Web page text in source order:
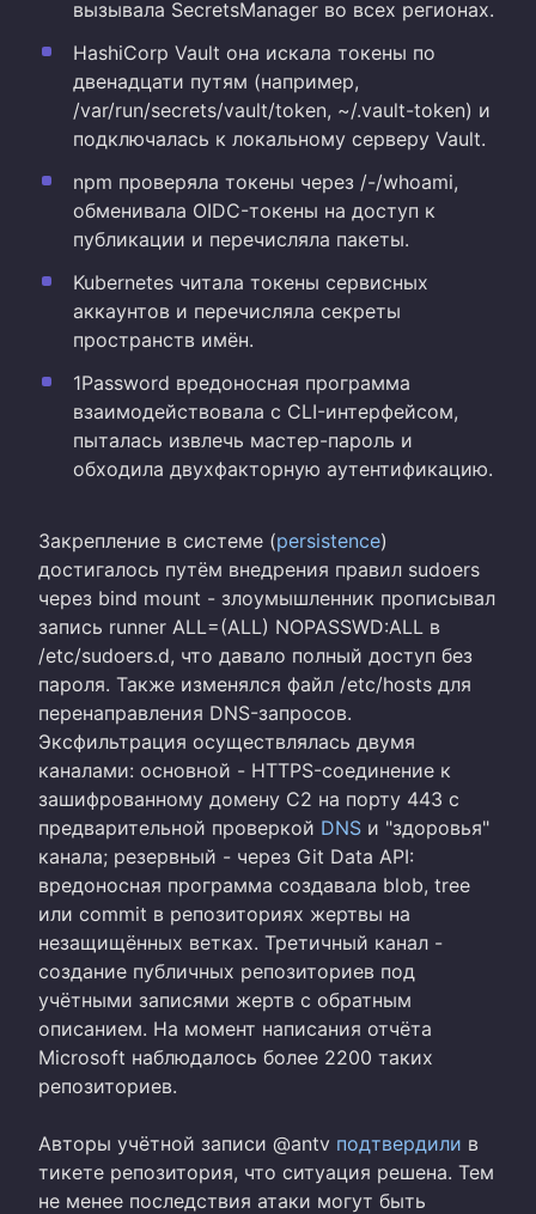
вызывала SecretsManager во всех регионах.
HashiCorp Vault она искала токены по
двенадцати путям (например,
/var/run/secrets/vault/token, ~/.vault-token) и
подключалась к локальному серверу Vault.
npm проверяла токены через /-/whoami,
обменивала OIDC-токены на доступ к
публикации и перечисляла пакеты.
Kubernetes читала токены сервисных
аккаунтов и перечисляла секреты
пространств имён.
1Password вредоносная программа
взаимодействовала с CLI-интерфейсом,
пыталась извлечь мастер-пароль и
обходила двухфакторную аутентификацию.
Закрепление в системе (persistence)
достигалось путём внедрения правил sudoers
через bind mount - злоумышленник прописывал
запись runner ALL=(ALL) NOPASSWD:ALL в
/etc/sudoers.d, что давало полный доступ без
пароля. Также изменялся файл /etc/hosts для
перенаправления DNS-запросов.
Эксфильтрация осуществлялась двумя
каналами: основной - HTTPS-соединение к
зашифрованному домену C2 на порту 443 с
предварительной проверкой DNS и "здоровья"
канала; резервный - через Git Data API:
вредоносная программа создавала blob, tree
или commit в репозиториях жертвы на
незащищённых ветках. Третичный канал -
создание публичных репозиториев под
учётными записями жертв с обратным
описанием. На момент написания отчёта
Microsoft наблюдалось более 2200 таких
репозиториев.
Авторы учётной записи @antv подтвердили в
тикете репозитория, что ситуация решена. Тем
не менее последствия атаки могут быть